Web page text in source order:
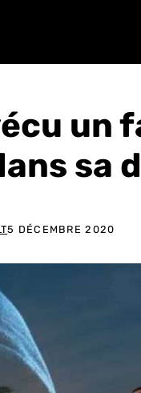
un
sa
5 DÉCEMBRE 2020